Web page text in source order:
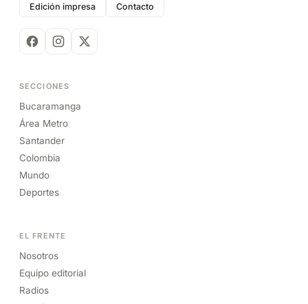
Edición impresa Contacto
SECCIONES
Bucaramanga
Área Metro
Santander
Colombia
Mundo
Deportes
EL FRENTE
Nosotros
Equipo editorial
Radios